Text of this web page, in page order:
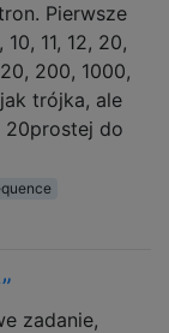
Pierwsze
11, 12, 20,
200, 1000,
trójka, ale
20prostej do
zadanie,